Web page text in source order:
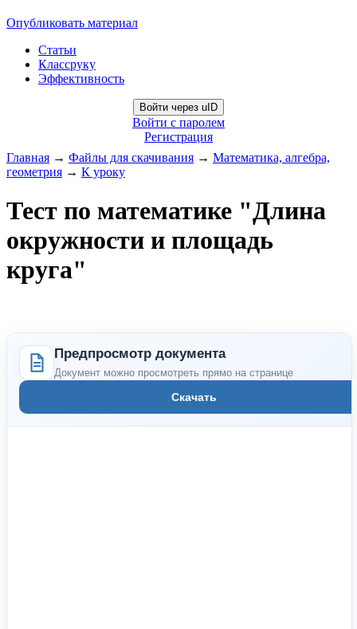
Опубликовать материал
Статьи
Классруку
Эффективность
Войти через uID
Войти с паролем
Регистрация
Главная → Файлы для скачивания → Математика, алгебра,
геометрия → К уроку
Тест по математике "Длина
окружности и площадь
круга"
Предпросмотр документа
Документ можно просмотреть прямо на странице
Скачать